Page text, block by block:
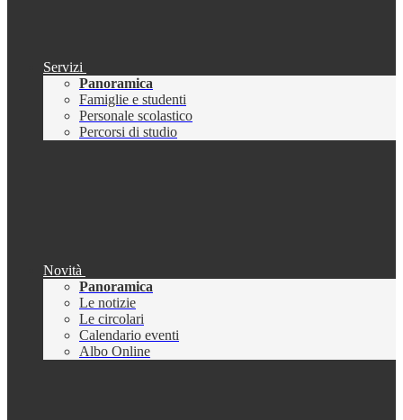
Servizi
Panoramica
Famiglie e studenti
Personale scolastico
Percorsi di studio
Novità
Panoramica
Le notizie
Le circolari
Calendario eventi
Albo Online